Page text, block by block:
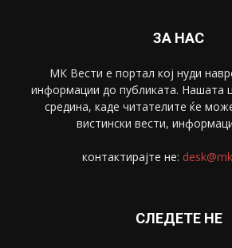
ЗА НАС
МК Вести е портал коj нуди
информации до публиката. Нашата
средина, каде читателите ќе
вистински вести,
контактирајте не:
СЛЕДЕТЕ НЕ